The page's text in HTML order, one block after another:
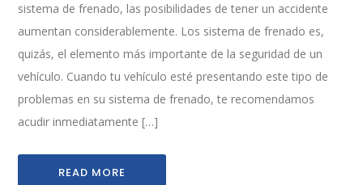
sistema de frenado, las posibilidades de tener un accidente
aumentan considerablemente. Los sistema de frenado es,
quizás, el elemento más importante de la seguridad de un
vehículo. Cuando tu vehículo esté presentando este tipo de
problemas en su sistema de frenado, te recomendamos
acudir inmediatamente […]
READ MORE